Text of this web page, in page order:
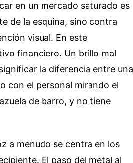
en un mercado saturado es
de la esquina, sino contra
visual. En este
financiero. Un brillo mal
la diferencia entre una
con el personal mirando el
de barro, y no tiene
a menudo se centra en los
El paso del metal al